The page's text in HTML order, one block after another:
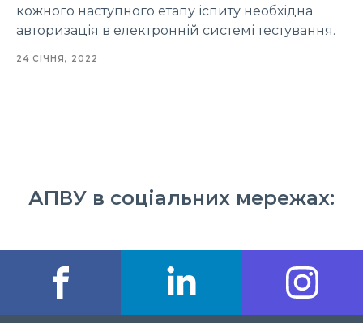
кожного наступного етапу іспиту необхідна
авторизація в електронній системі тестування.
24 СІЧНЯ, 2022
АПВУ в соціальних мережах: